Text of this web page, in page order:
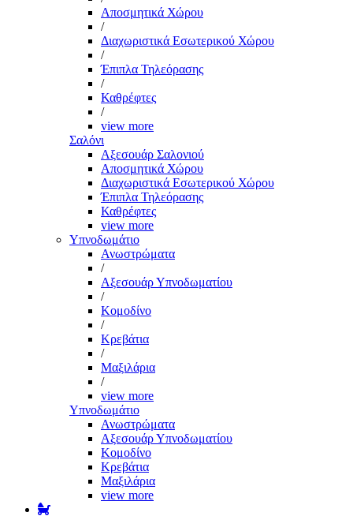
Αποσμητικά Χώρου
/
Διαχωριστικά Εσωτερικού Χώρου
/
Έπιπλα Τηλεόρασης
/
Καθρέφτες
/
view more
Σαλόνι
Αξεσουάρ Σαλονιού
Αποσμητικά Χώρου
Διαχωριστικά Εσωτερικού Χώρου
Έπιπλα Τηλεόρασης
Καθρέφτες
view more
Υπνοδωμάτιο
Ανωστρώματα
/
Αξεσουάρ Υπνοδωματίου
/
Κομοδίνο
/
Κρεβάτια
/
Μαξιλάρια
/
view more
Υπνοδωμάτιο
Ανωστρώματα
Αξεσουάρ Υπνοδωματίου
Κομοδίνο
Κρεβάτια
Μαξιλάρια
view more